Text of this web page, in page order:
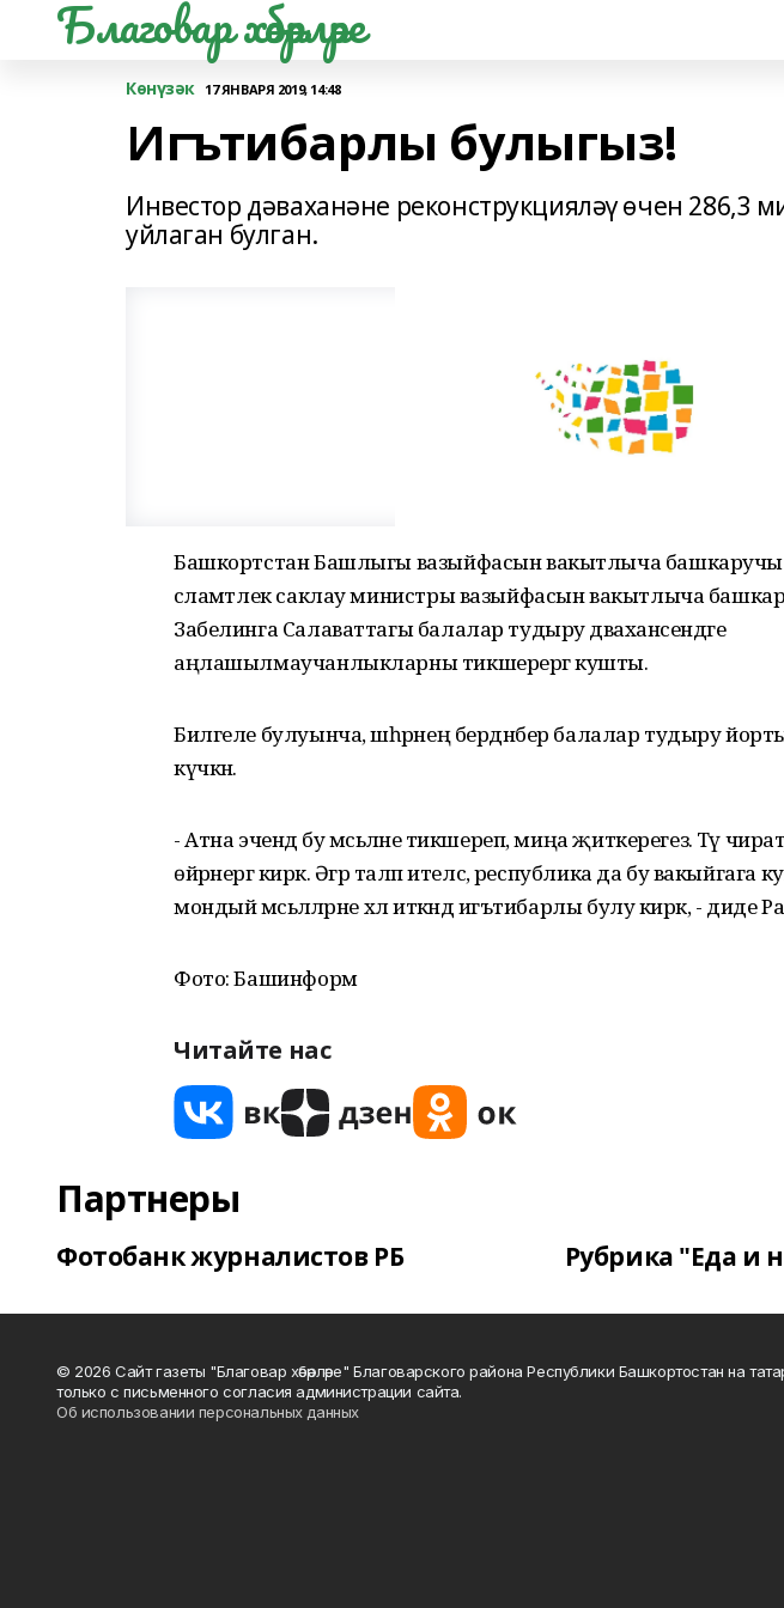
Благовар хәбәрләре
Көнүзәк 17 ЯНВАРЯ 2019, 14:48
Игътибарлы булыгыз!
Инвестор дәваханәне реконструкцияләү өчен 286,3
уйлаган булган.
Башкортстан Башлыгы вазыйфасын вакытлыча башкаручы
сәламәтлек саклау министры вазыйфасын вакытлыча
Забелинга Салаваттагы балалар тудыру дәваханәсендәге
аңлашылмаучанлыкларны тикшерергә кушты.
Билгеле булуынча, шәһәрнең бердәнбер балалар тудыру
күчкән.
- Атна эчендә бу мәсьәләне тикшереп, миңа җиткерегез. Тәү
өйрәнергә кирәк. Әгәр таләп ителсә, республика да бу вакыйгага
мондый мәсьәләләрне хәл иткәндә игътибарлы булу кирәк, - диде
Фото: Башинформ
Читайте нас
Партнеры
Фотобанк журналистов РБ Рубрика "Еда и
© 2026 Сайт газеты "Благовар хәбәрләре" Благоварского района Республики Башкортостан на
только с письменного согласия администрации сайта.
Об использовании персональных данных